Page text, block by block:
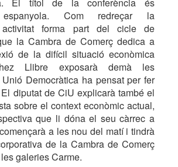
espanyola. Com redreçar la
activitat forma part del cicle de
la Cambra de Comerç dedica a
de la difícil situació econòmica
Llibre exposarà demà les
Democràtica ha pensat per fer
diputat de CiU explicarà també el
sobre el context econòmic actual,
que li dóna el seu càrrec a
a les nou del matí i tindrà
de la Cambra de Comerç
galeries Carme.